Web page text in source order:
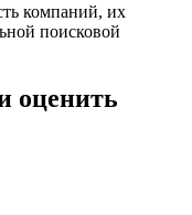
компаний, их
поисковой
оценить